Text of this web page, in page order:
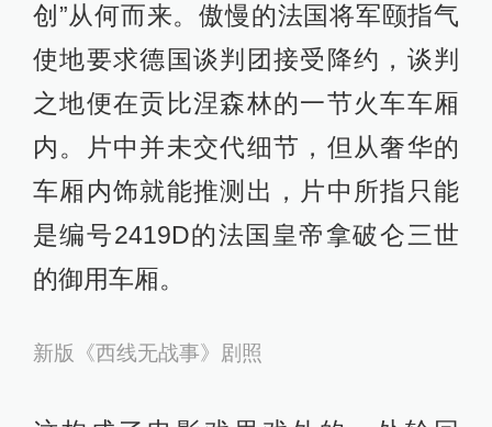
创”从何而来。傲慢的法国将军颐指气
使地要求德国谈判团接受降约，谈判
之地便在贡比涅森林的一节火车车厢
内。片中并未交代细节，但从奢华的
车厢内饰就能推测出，片中所指只能
是编号2419D的法国皇帝拿破仑三世
的御用车厢。